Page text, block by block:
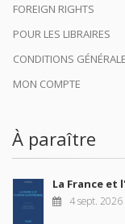
FOREIGN RIGHTS
POUR LES LIBRAIRES
CONDITIONS
MON COMPTE
À paraître
La France et
4 sept. 2026